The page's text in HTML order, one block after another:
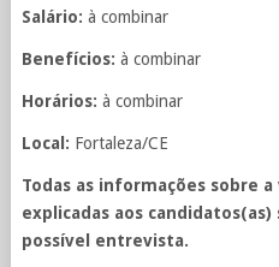
Salário: à combinar
Benefícios: à combinar
Horários: à combinar
Local: Fortaleza/CE
Todas as informações sobre a
explicadas aos
possível entrevista.